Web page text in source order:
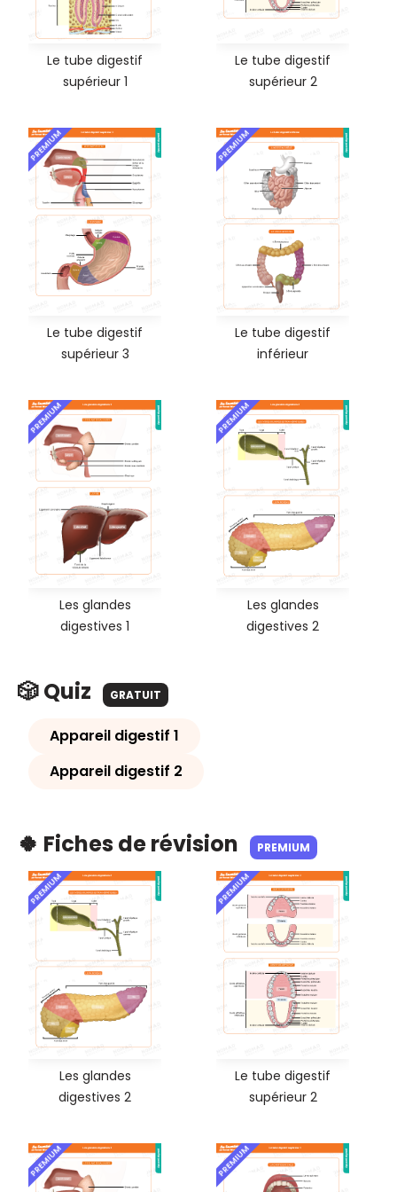
Le tube digestif
supérieur 1
Le tube digestif
supérieur 2
PREMIUM
Le tube digestif
supérieur 3
PREMIUM
Le tube digestif
inférieur
PREMIUM
Les glandes
digestives 1
PREMIUM
Les glandes
digestives 2
🎲 Quiz GRATUIT
Appareil digestif 1
Appareil digestif 2
🍀 Fiches de révision PREMIUM
PREMIUM
Les glandes
digestives 2
PREMIUM
Le tube digestif
supérieur 2
PREMIUM PREMIUM